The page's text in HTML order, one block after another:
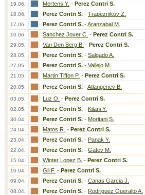
19.06. Mertens Y. - Perez Contri S.
18.06. Perez Contri S. - Trapeznikov Z.
17.06. Perez Contri S. - Aranzabal M.
10.06. Sanchez Jover C. - Perez Contri S.
29.05. Van Den Berg B. - Perez Contri S.
28.05. Perez Contri S. - Salgado A.
27.05. Perez Contri S. - Vallejo M.
21.05. Martin Tiffon P. - Perez Contri S.
20.05. Perez Contri S. - Atlangeriev B.
03.05. Luz O. - Perez Contri S.
02.05. Perez Contri S. - Kilani Y.
30.04. Perez Contri S. - Moritani S.
24.04. Matos R. - Perez Contri S.
23.04. Perez Contri S. - Panak Y.
22.04. Perez Contri S. - Gatev M.
15.04. Winter Lopez B. - Perez Contri S.
10.04. Gil F. - Perez Contri S.
09.04. Perez Contri S. - Canas Garcia J.
08.04. Perez Contri S. - Rodriguez Queralto A.